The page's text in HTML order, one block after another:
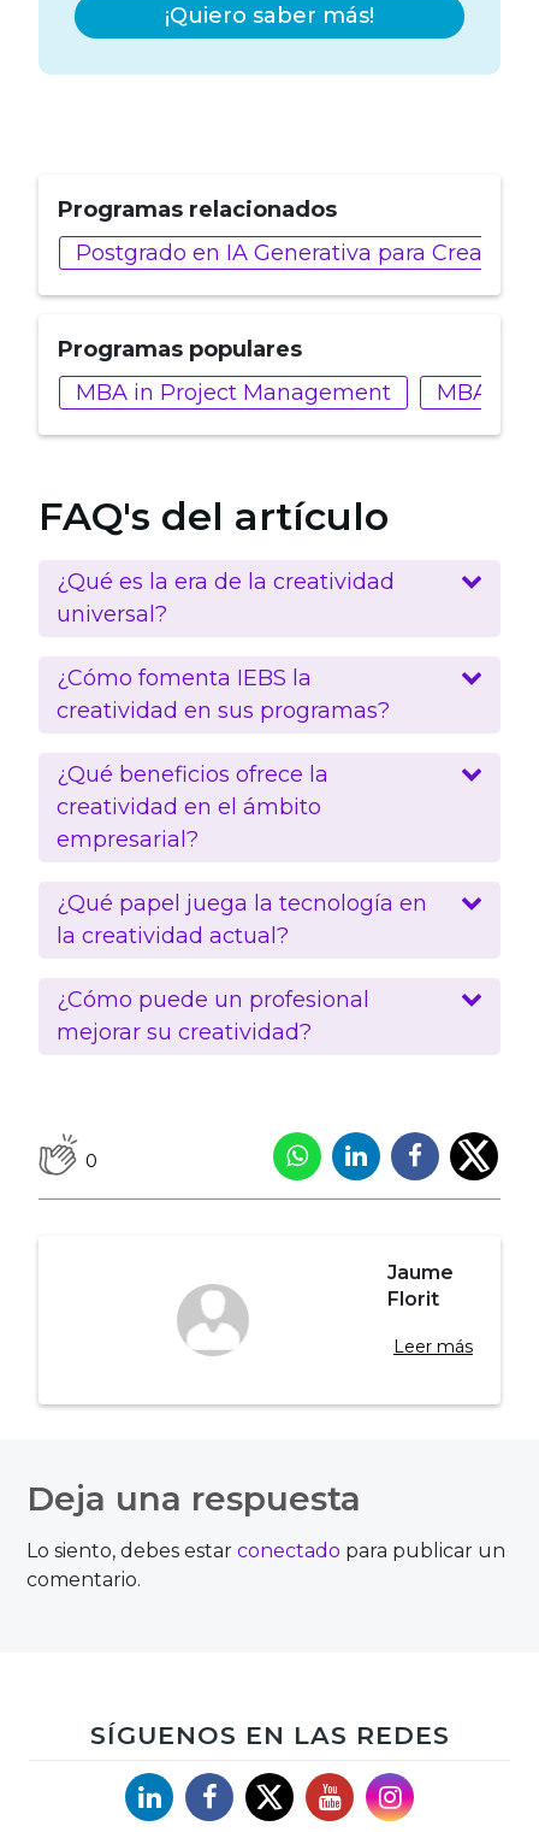
¡Quiero saber más!
Programas relacionados
Postgrado en IA Generativa para
Programas populares
MBA in Project Management
MBA en
FAQ's del artículo
¿Qué es la era de la creatividad
universal?
¿Cómo fomenta IEBS la
creatividad en sus programas?
¿Qué beneficios ofrece la
creatividad en el ámbito
empresarial?
¿Qué papel juega la tecnología en
la creatividad actual?
¿Cómo puede un profesional
mejorar su creatividad?
0
Jaume
Florit
Leer más
de
entradas
Deja una respuesta
Lo siento, debes estarconectado para publicar un
comentario.
SÍGUENOS EN LAS REDES
LinkedinFacebook
X YouTubeInstagram